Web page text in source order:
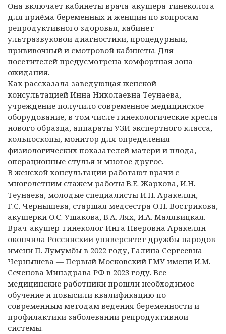
Она включает кабинеты врача-акушера-гинеколога
для приёма беременных и женщин по вопросам
репродуктивного здоровья, кабинет
ультразвуковой диагностики, процедурный,
прививочный и смотровой кабинеты. Для
посетителей предусмотрена комфортная зона
ожидания.
Как рассказала заведующая женской
консультацией Инна Николаевна Теунаева,
учреждение получило современное медицинское
оборудование, в том числе гинекологические кресла
нового образца, аппараты УЗИ экспертного класса,
кольпоскопы, монитор для определения
физиологических показателей матери и плода,
операционные стулья и многое другое.
В женской консультации работают врачи с
многолетним стажем работы В.Е. Жаркова, И.Н.
Теунаева, молодые специалисты И.Н. Аракелян,
Г.С. Чернышева, старшая медсестра О.Н. Вострикова,
акушерки О.С. Ушакова, В.А. Лях, И.А. Малявицкая.
Врач-акушер-гинеколог Инга Нверовна Аракелян
окончила Российский университет дружбы народов
имени П. Лумумбы в 2022 году, Галина Сергеевна
Чернышева — Первый Московский ГМУ имени И.М.
Сеченова Минздрава РФ в 2023 году. Все
медицинские работники прошли необходимое
обучение и повысили квалификацию по
современным методам ведения беременности и
профилактики заболеваний репродуктивной
системы.